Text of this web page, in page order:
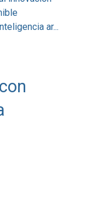
ar...